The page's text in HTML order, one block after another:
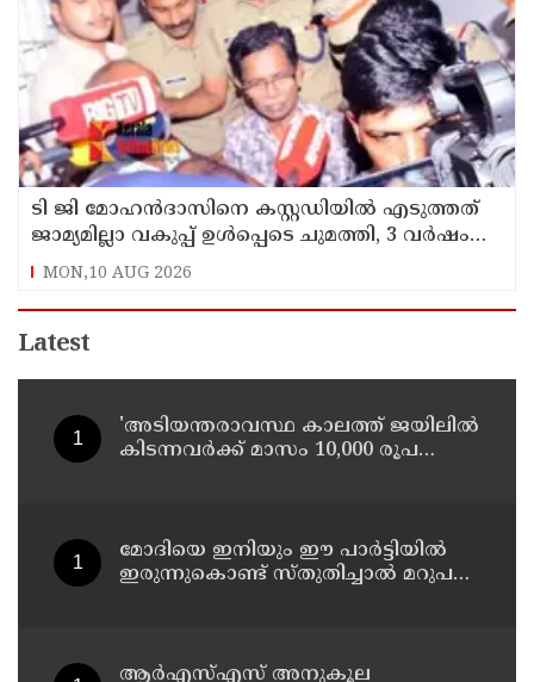
ടി ജി മോഹന്‍ദാസിനെ കസ്റ്റഡിയില്‍ എടുത്തത്
ജാമ്യമില്ലാ വകുപ്പ് ഉള്‍പ്പെടെ ചുമത്തി, 3 വര്‍ഷം
വരെ ശിക്ഷ ലഭിച്ചേക്കാം
MON,10 AUG 2026
Latest
'അടിയന്തരാവസ്ഥ കാലത്ത് ജയിലില്‍
കിടന്നവര്‍ക്ക് മാസം 10,000 രൂപ
മോദിയെ ഇനിയും ഈ പാര്‍ട്ടിയില്‍
ഇരുന്നുകൊണ്ട് സ്തുതിച്ചാല്‍ മറുപടി
കോണ്‍ഗ്രസ് നേതാവ്
ആര്‍എസ്എസ് അനുകൂല